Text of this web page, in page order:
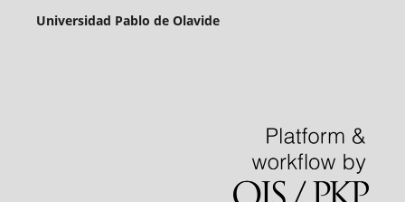
Universidad Pablo de Olavide